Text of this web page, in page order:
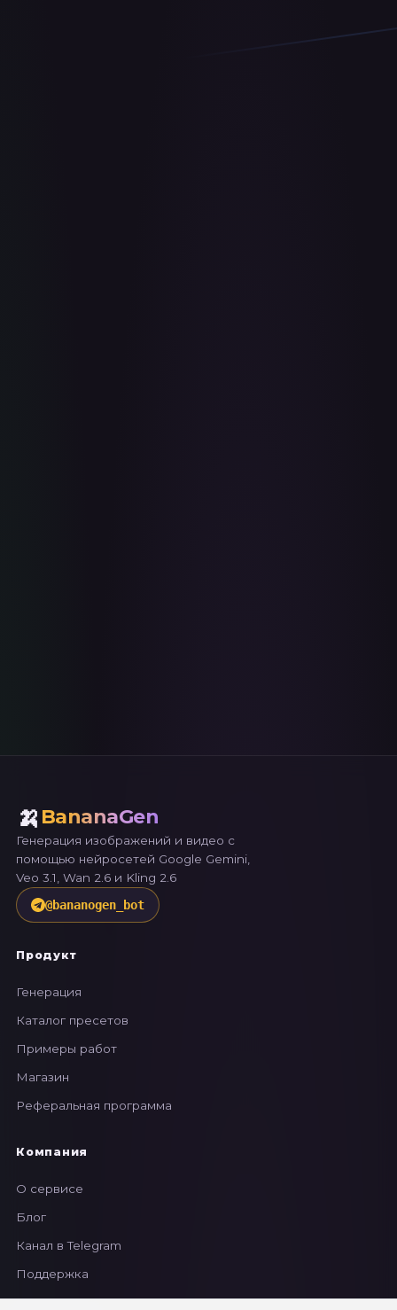
🍌 BananaGen
Генерация изображений и видео с
помощью нейросетей Google Gemini,
Veo 3.1, Wan 2.6 и Kling 2.6
@bananogen_bot
Продукт
Генерация
Каталог пресетов
Примеры работ
Магазин
Реферальная программа
Компания
О сервисе
Блог
Канал в Telegram
Поддержка